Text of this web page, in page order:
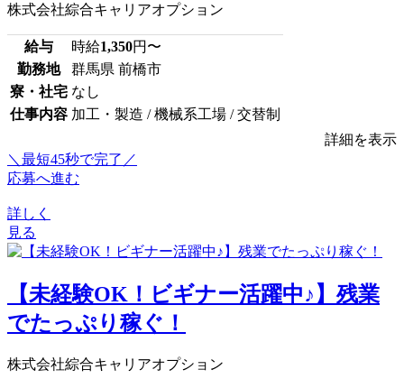
株式会社綜合キャリアオプション
給与 時給1,350円〜
勤務地
群馬県 前橋市
寮・社宅 なし
仕事内容 加工・製造 / 機械系工場 / 交替制
詳細を表示
＼最短45秒で完了／
応募へ進む
詳しく
見る
【未経験OK！ビギナー活躍中♪】残業
でたっぷり稼ぐ！
株式会社綜合キャリアオプション